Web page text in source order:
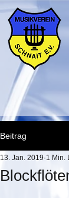
Beitrag
13. Jan. 2019 1 Min.